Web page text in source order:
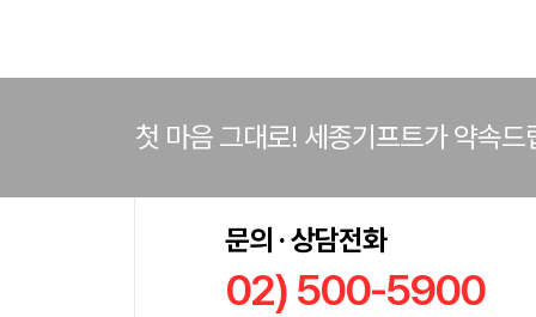
첫 마음 그대로! 세종기프트가 약속드
문의 · 상담전화
02) 500-5900